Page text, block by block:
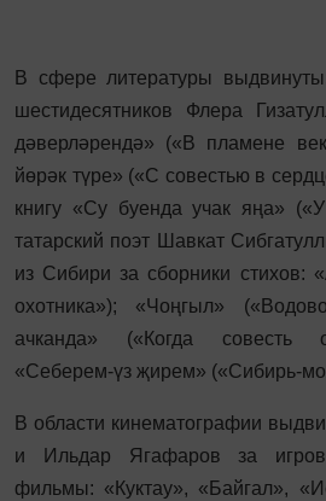
В сфере литературы
шестидесятников Флера
дәверләрендә» («В пламене
йөрәк түре» («С совестью в
книгу «Су буенда учак яңа» («У
татарский поэт Шавкат
из Сибири за сборники
охотника»); «Чоңгыл»
ачканда» («Когда совесть
«Себерем-үз җирем» («Сибирь-
В области кинематографии
и Ильдар Ягафаров за
фильмы: «Куктау», «Байгал»,